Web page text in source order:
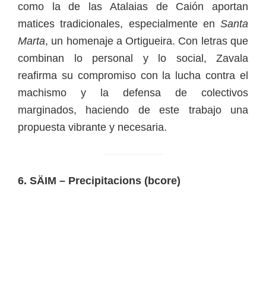
como la de las Atalaias de Caión aportan
matices tradicionales, especialmente en Santa
Marta, un homenaje a Ortigueira. Con letras que
combinan lo personal y lo social, Zavala
reafirma su compromiso con la lucha contra el
machismo y la defensa de colectivos
marginados, haciendo de este trabajo una
propuesta vibrante y necesaria.
6. SÄIM – Precipitacions (bcore)